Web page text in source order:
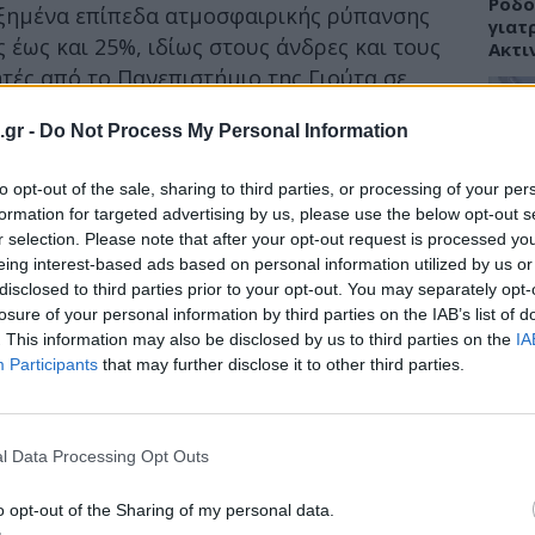
- Do Not Process My Personal Information
opt-out of the sale, sharing to third parties, or processing of your
for targeted advertising by us, please use the below opt-out
selection. Please note that after your opt-out request is processed
interest-based ads based on personal information utilized by us
to third parties prior to your opt-out. You may separately
of your personal information by third parties on the IAB’s list of
This information may also be disclosed by us to third parties on the
Participants that may further disclose it to other third parties.
Data Processing Opt Outs
opt-out of the Sharing of my personal data.
επίπεδα ατμοσφαιρικής ρύπανσης
και 25%, ιδίως στους άνδρες και τους
από το Πανεπιστήμιο της Γιούτα σε
στο περιοδικό American Journal of
κάτοικοι της κομητείας του Σωλτ Λεϊκ
μέσα σε τρείς ημέρες από την
του οξειδίου του αζώτου ή σε υψηλές
(ΡΜ 2,5) δηλαδή σωματιδίων καπνού και
λιγότερο.
1.546 ανθρώπων κατά την
ότι όσοι είχαν εκτεθεί σε
αζώτου είχαν 20% περισσότερες
επόμενες τρείς ημέρες, ενώ το
άτομα που εκτέθηκαν σε υψηλές
5% για το ίδιο κρίσιμο χρονικό
έκθεση σε υψηλά επίπεδα
κίνδυνο αυτοκτονίας κατά 20%, την ώρα